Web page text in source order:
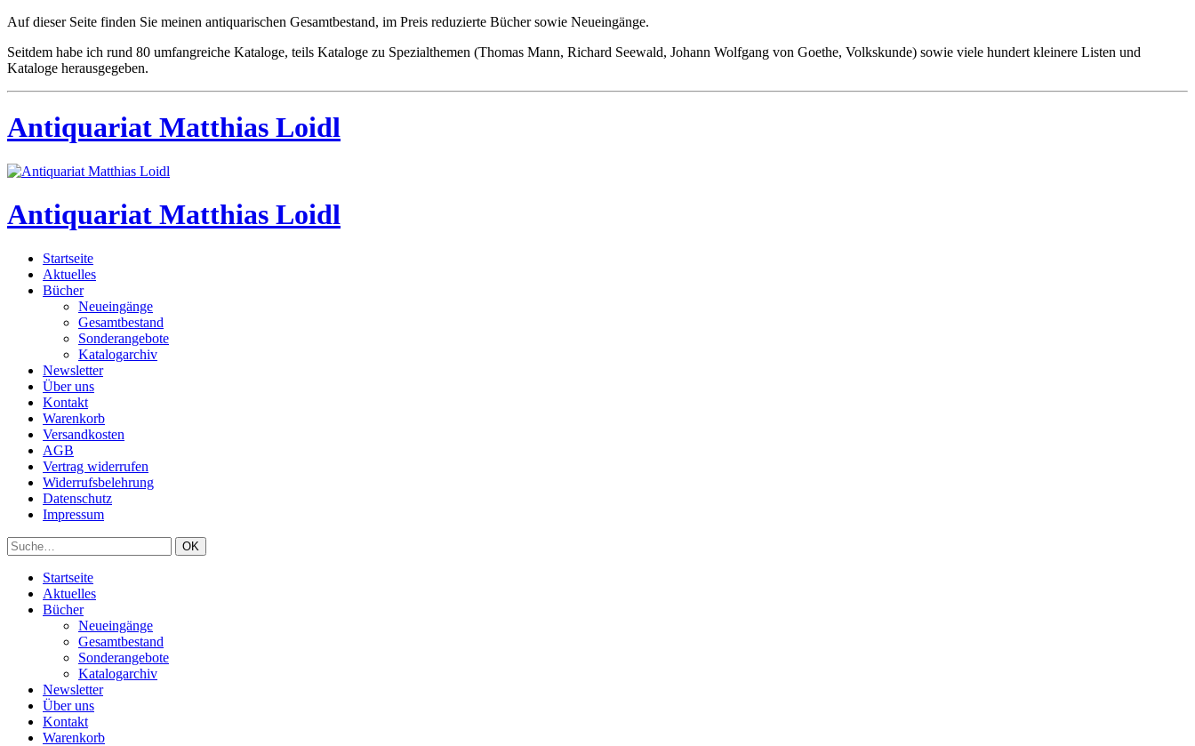
Auf dieser Seite finden Sie meinen antiquarischen Gesamtbestand, im Preis reduzierte Bücher sowie Neueingänge.
Seitdem habe ich rund 80 umfangreiche Kataloge, teils Kataloge zu Spezialthemen (Thomas Mann, Richard Seewald, Johann Wolfgang von Goethe, Volkskunde) sowie viele hundert kleinere Listen und
Kataloge herausgegeben.
Antiquariat Matthias Loidl
Antiquariat Matthias Loidl
Startseite
Aktuelles
Bücher
Neueingänge
Gesamtbestand
Sonderangebote
Katalogarchiv
Newsletter
Über uns
Kontakt
Warenkorb
Versandkosten
AGB
Vertrag widerrufen
Widerrufsbelehrung
Datenschutz
Impressum
Startseite
Aktuelles
Bücher
Neueingänge
Gesamtbestand
Sonderangebote
Katalogarchiv
Newsletter
Über uns
Kontakt
Warenkorb